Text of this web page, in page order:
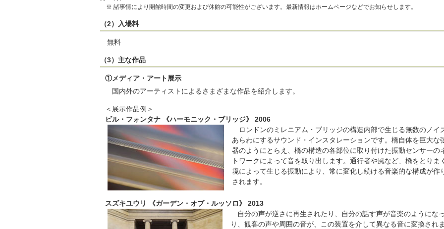
※ 諸事情により開館時間の変更および休館の可能性がございます。最新情報はホームページなどでお知らせします。
（2）入場料
無料
（3）主な作品
①メディア・アート展示
国内外のアーティストによるさまざまな作品を紹介します。
＜展示作品例＞
ビル・フォンタナ 《ハーモニック・ブリッジ》 2006
ロンドンのミレニアム・ブリッジの構造内部で生じる無数のノイ
あらわにするサウンド・インスタレーションです。橋自体を巨大な
器のようにとらえ、橋の構造の各部位に取り付けた振動センサーの
トワークによって音を取り出します。通行者や風など、橋をとりま
境によって生じる振動により、常に変化し続ける音楽的な構成が作
されます。
スズキユウリ 《ガーデン・オブ・ルッソロ》 2013
自分の声が逆さに再生されたり、自分の話す声が音楽のようにな
り、観客の声や周囲の音が、この装置を介して異なる音に変換されま